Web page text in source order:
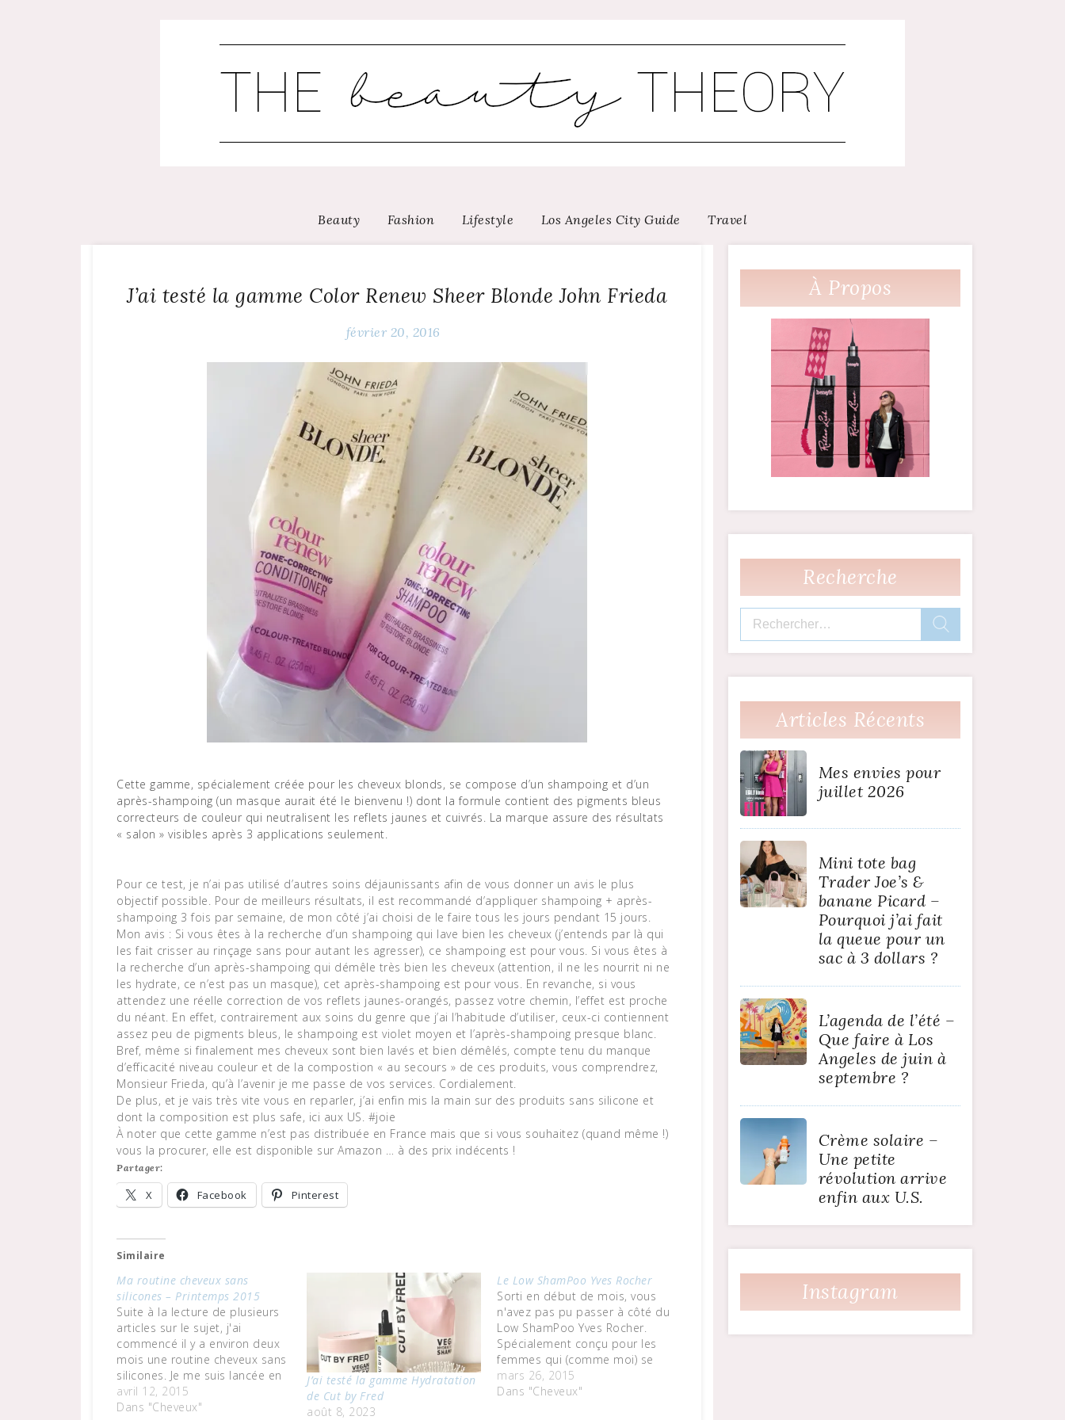
Beauty Fashion Lifestyle Los Angeles City Guide Travel
J’ai testé la gamme Color Renew Sheer Blonde John Frieda
février 20, 2016
Cette gamme, spécialement créée pour les cheveux blonds, se compose d’un shampoing et d’un
après-shampoing (un masque aurait été le bienvenu !) dont la formule contient des pigments bleus
correcteurs de couleur qui neutralisent les reflets jaunes et cuivrés. La marque assure des résultats
« salon » visibles après 3 applications seulement.
Pour ce test, je n’ai pas utilisé d’autres soins déjaunissants afin de vous donner un avis le plus
objectif possible. Pour de meilleurs résultats, il est recommandé d’appliquer shampoing + après-
shampoing 3 fois par semaine, de mon côté j’ai choisi de le faire tous les jours pendant 15 jours.
Mon avis : Si vous êtes à la recherche d’un shampoing qui lave bien les cheveux (j’entends par là qui
les fait crisser au rinçage sans pour autant les agresser), ce shampoing est pour vous. Si vous êtes à
la recherche d’un après-shampoing qui démêle très bien les cheveux (attention, il ne les nourrit ni ne
les hydrate, ce n’est pas un masque), cet après-shampoing est pour vous. En revanche, si vous
attendez une réelle correction de vos reflets jaunes-orangés, passez votre chemin, l’effet est proche
du néant. En effet, contrairement aux soins du genre que j’ai l’habitude d’utiliser, ceux-ci contiennent
assez peu de pigments bleus, le shampoing est violet moyen et l’après-shampoing presque blanc.
Bref, même si finalement mes cheveux sont bien lavés et bien démêlés, compte tenu du manque
d’efficacité niveau couleur et de la compostion « au secours » de ces produits, vous comprendrez,
Monsieur Frieda, qu’à l’avenir je me passe de vos services. Cordialement.
De plus, et je vais très vite vous en reparler, j’ai enfin mis la main sur des produits sans silicone et
dont la composition est plus safe, ici aux US. #joie
À noter que cette gamme n’est pas distribuée en France mais que si vous souhaitez (quand même !)
vous la procurer, elle est disponible sur Amazon … à des prix indécents !
Partager:
X Facebook Pinterest
Similaire
Ma routine cheveux sans
silicones – Printemps 2015
Suite à la lecture de plusieurs
articles sur le sujet, j'ai
commencé il y a environ deux
mois une routine cheveux sans
silicones. Je me suis lancée en
me disant que les supprimer
ne pourrait être que bénéfique,
avril 12, 2015
Dans "Cheveux"
J’ai testé la gamme Hydratation
de Cut by Fred
août 8, 2023
Le Low ShamPoo Yves Rocher
Sorti en début de mois, vous
n'avez pas pu passer à côté du
Low ShamPoo Yves Rocher.
Spécialement conçu pour les
femmes qui (comme moi) se
lavent les cheveux tous les
jours, ce shampoing un peu
mars 26, 2015
Dans "Cheveux"
À Propos
Recherche
Rechercher :
Articles Récents
Mes envies pour
juillet 2026
Mini tote bag
Trader Joe’s &
banane Picard –
Pourquoi j’ai fait
la queue pour un
sac à 3 dollars ?
L’agenda de l’été –
Que faire à Los
Angeles de juin à
septembre ?
Crème solaire –
Une petite
révolution arrive
enfin aux U.S.
Instagram